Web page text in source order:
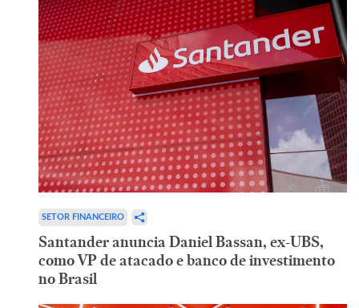
SETOR FINANCEIRO
Santander anuncia Daniel Bassan, ex-UBS,
como VP de atacado e banco de investimento
no Brasil